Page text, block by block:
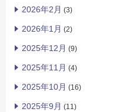
2026年2月 (3)
2026年1月 (2)
2025年12月 (9)
2025年11月 (4)
2025年10月 (16)
2025年9月 (11)